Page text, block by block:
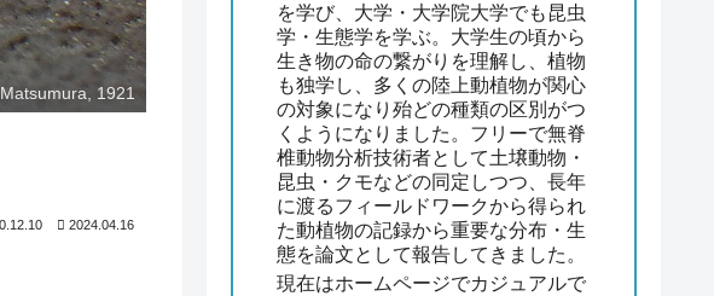
1921
2024.04.16
を学び、大学・大学院大学でも昆虫
学・生態学を学ぶ。大学生の頃から
生き物の命の繋がりを理解し、植物
も独学し、多くの陸上動植物が関心
の対象になり殆どの種類の区別がつ
くようになりました。フリーで無脊
椎動物分析技術者として土壌動物・
昆虫・クモなどの同定しつつ、長年
に渡るフィールドワークから得られ
た動植物の記録から重要な分布・生
態を論文として報告してきました。
現在はホームページでカジュアルで